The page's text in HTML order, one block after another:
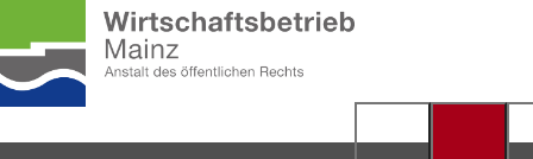
Saltar al contenido
página
de
inicio